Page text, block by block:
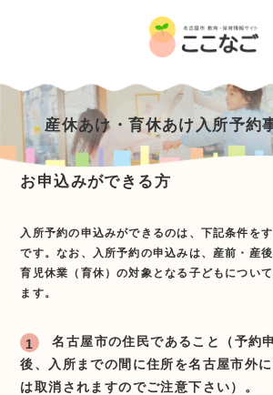
産休あけ・育休あけ入所予約
お申込みができる方
入所予約の申込みができるのは、下記条件を
です。なお、入所予約の申込みは、産前・産
育児休業（育休）の対象となる子どもについ
ます。
名古屋市の住民であること（予約
後、入所までの間に住所を名古屋市外
は取消されますのでご注意下さい）。